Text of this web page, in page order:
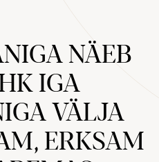
NÄEB
IGA
VÄLJA
ERKSAM